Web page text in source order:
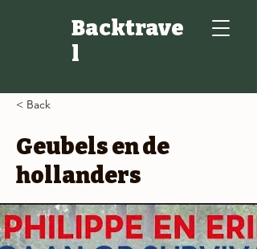
Backtrave
l
< Back
Geubels en de
hollanders